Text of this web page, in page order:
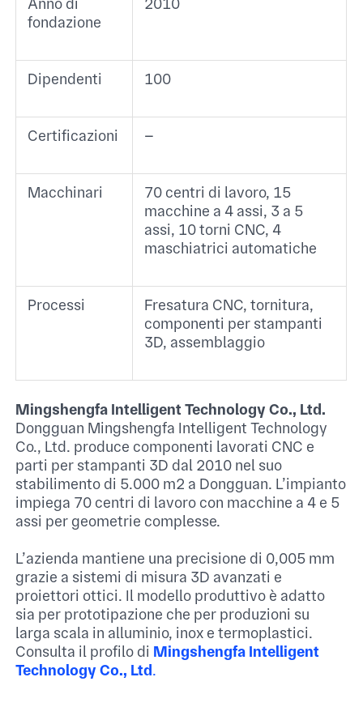
fondazione
Dipendenti 100 ​
Certificazioni – ​
Macchinari
70 centri di lavoro, 15
macchine a 4 assi, 3 a 5
assi, 10 torni CNC, 4
maschiatrici automatiche ​
Processi
Fresatura CNC, tornitura,
componenti per stampanti
3D, assemblaggio ​
Mingshengfa Intelligent Technology Co., Ltd.
Dongguan Mingshengfa Intelligent Technology
Co., Ltd. produce componenti lavorati CNC e
parti per stampanti 3D dal 2010 nel suo
stabilimento di 5.000 m² a Dongguan. L’impianto
impiega 70 centri di lavoro con macchine a 4 e 5
assi per geometrie complesse.​
L’azienda mantiene una precisione di 0,005 mm
grazie a sistemi di misura 3D avanzati e
proiettori ottici. Il modello produttivo è adatto
sia per prototipazione che per produzioni su
larga scala in alluminio, inox e termoplastici.​
Consulta il profilo di Mingshengfa Intelligent
Technology Co., Ltd.​